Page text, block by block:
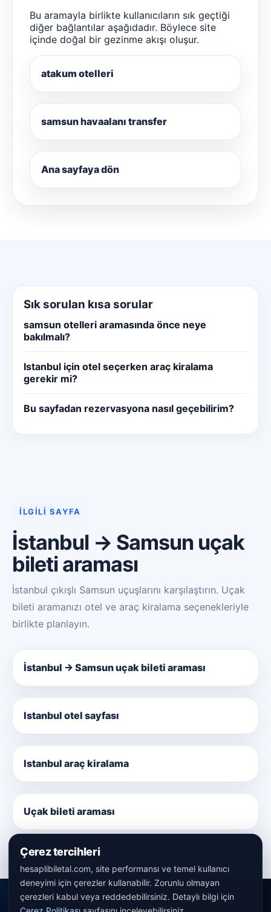
Bu aramayla birlikte kullanıcıların sık geçtiği
diğer bağlantılar aşağıdadır. Böylece site
içinde doğal bir gezinme akışı oluşur.
atakum otelleri
samsun havaalanı transfer
Ana sayfaya dön
Sık sorulan kısa sorular
samsun otelleri aramasında önce neye
bakılmalı?
Istanbul için otel seçerken araç kiralama
gerekir mi?
Bu sayfadan rezervasyona nasıl geçebilirim?
İLGILI SAYFA
İstanbul → Samsun uçak
bileti araması
İstanbul çıkışlı Samsun uçuşlarını karşılaştırın. Uçak
bileti aramanızı otel ve araç kiralama seçenekleriyle
birlikte planlayın.
İstanbul → Samsun uçak bileti araması
Istanbul otel sayfası
Istanbul araç kiralama
Uçak bileti araması
Çerez tercihleri
hesaplibiletal.com, site performansı ve temel kullanıcı
deneyimi için çerezler kullanabilir. Zorunlu olmayan
çerezleri kabul veya reddedebilirsiniz. Detaylı bilgi için